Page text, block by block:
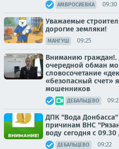
АМВРОСИЕВКА 09:30
Уважаемые
дорогие земляки!
МАНГУШ 09:25
Вниманию граждан!.
очередной обман
словосочетание
«безопасный счет»
мошенников
ДЕБАЛЬЦЕВО
ДПК "Вода
причинам ВНС
воду сегодня с
ДЕБАЛЬЦЕВО 09:22